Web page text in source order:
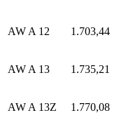
AW A 12 1.703,44
AW A 13 1.735,21
AW A 13Z 1.770,08